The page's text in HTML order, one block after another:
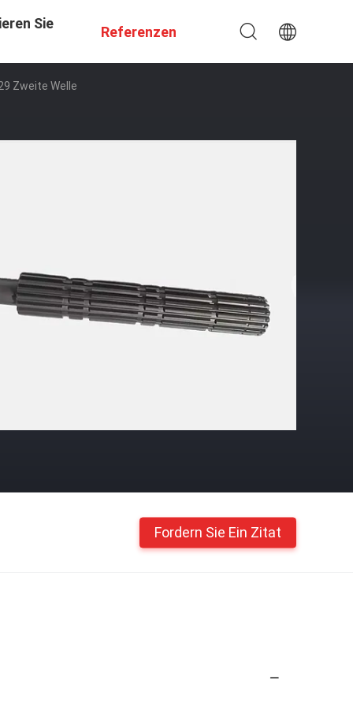
Sie
Referenzen
Zweite Welle
Fordern Sie Ein Zitat